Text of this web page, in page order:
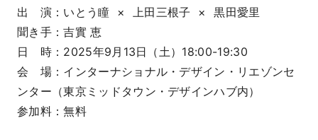
出 演：いとう瞳 × 上田三根子 × 黒田愛里
聞き手：吉實 恵
日 時：2025年9月13日（土）18:00-19:30
会 場：インターナショナル・デザイン・リエゾンセ
ンター（東京ミッドタウン・デザインハブ内）
参加料：無料